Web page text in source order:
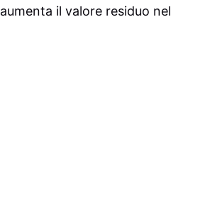
il valore residuo nel